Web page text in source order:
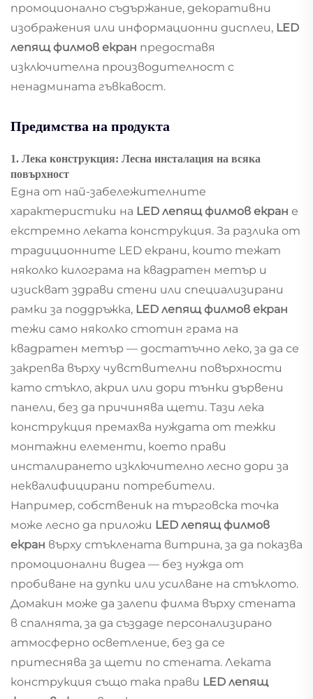
промоционално съдържание, декоративни
изображения или информационни дисплеи, LED
лепящ филмов екран предоставя
изключителна производителност с
ненадмината гъвкавост.
Предимства на продукта
1. Лека конструкция: Лесна инсталация на всяка
повърхност
Една от най-забележителните
характеристики на LED лепящ филмов екран е
екстремно леката конструкция. За разлика от
традиционните LED екрани, които тежат
няколко килограма на квадратен метър и
изискват здрави стени или специализирани
рамки за поддръжка, LED лепящ филмов екран
тежи само няколко стотин грама на
квадратен метър — достатъчно леко, за да се
закрепва върху чувствителни повърхности
като стъкло, акрил или дори тънки дървени
панели, без да причинява щети. Тази лека
конструкция премахва нуждата от тежки
монтажни елементи, което прави
инсталирането изключително лесно дори за
неквалифицирани потребители.
Например, собственик на търговска точка
може лесно да приложи LED лепящ филмов
екран върху стъклената витрина, за да показва
промоционални видеа — без нужда от
пробиване на дупки или усилване на стъклото.
Домакин може да залепи филма върху стената
в спалнята, за да създаде персонализирано
атмосферно осветление, без да се
притеснява за щети по стената. Леката
конструкция също така прави LED лепящ